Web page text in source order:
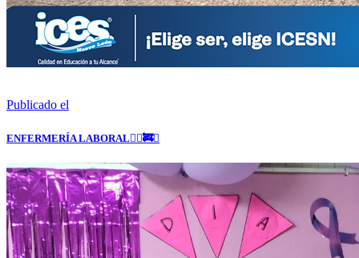
Publicado el
ENFERMERÍA LABORAL👩‍⚕️🚒✨